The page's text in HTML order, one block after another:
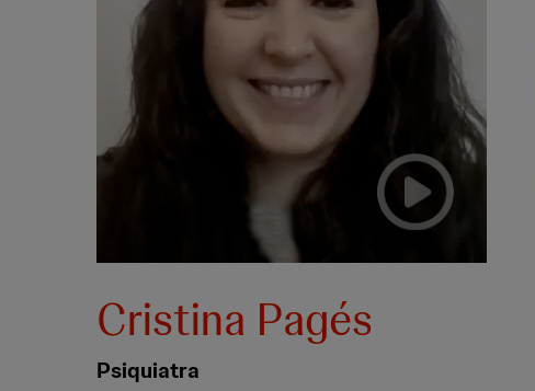
Cristina Pagés
Psiquiatra